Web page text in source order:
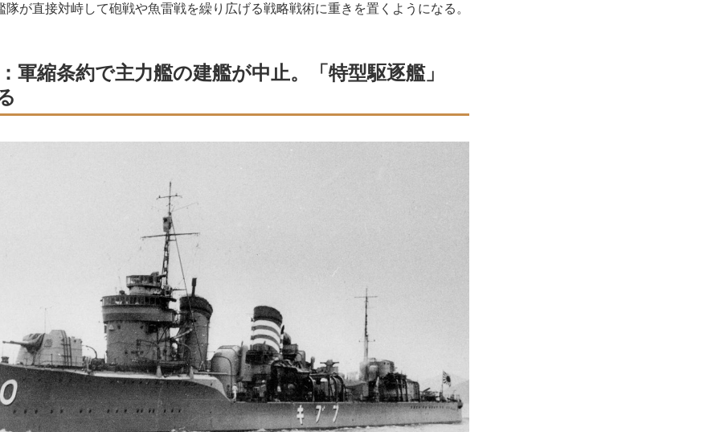
隊が直接対峙して砲戦や魚雷戦を繰り広げる戦略戦術に重きを置くようになる。
軍縮条約で主力艦の建艦が中止。「特型駆逐艦」